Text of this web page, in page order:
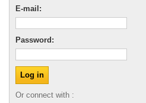
E-mail:
Password:
Or connect with :